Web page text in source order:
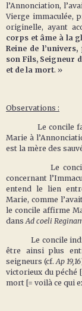
l’Annonciation,
Vierge immaculée,
originelle, ayant
corps et âme à la
Reine de
son Fils, Seigneur
et de la mort. »
Observations :
Le concile fait le
Marie à
est la mère des
Le concile
concernant
entend le lien
Marie, comme
le concile affirme
dans Ad coeli
Le concile
être ainsi plus
seigneurs (cf. Ap 19,16
victorieux du péché
mort [= voilà ce qui